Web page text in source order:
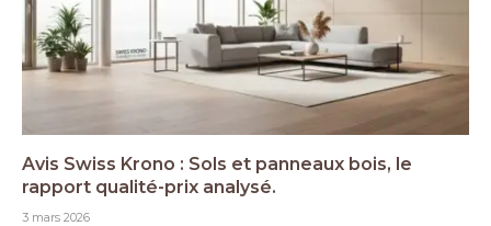
Avis Swiss Krono : Sols et panneaux bois, le
rapport qualité-prix analysé.
3 mars 2026